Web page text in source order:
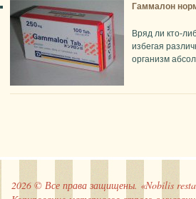
Гаммалон
Вряд ли кто-
избегая
организм
2026 © Все права защищены. «Nobilis